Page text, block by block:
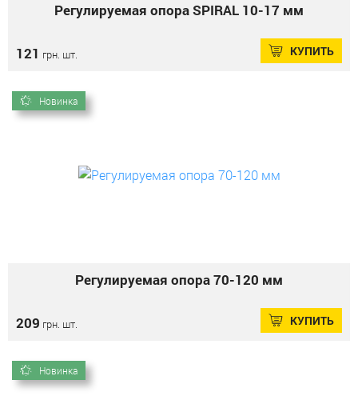
Регулируемая опора SPIRAL 10-17 мм
121 грн. шт. КУПИТЬ
Новинка
Регулируемая опора 70-120 мм
209 грн. шт. КУПИТЬ
Новинка